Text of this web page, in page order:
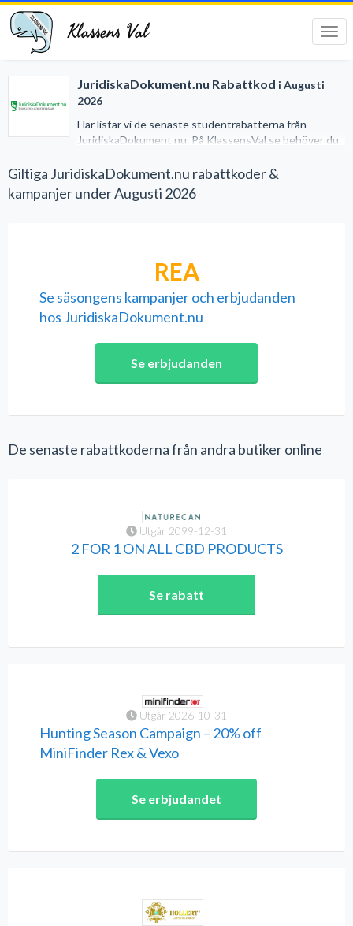
Klassens Val
JuridiskaDokument.nu Rabattkod i Augusti
2026
Här listar vi de senaste studentrabatterna från
JuridiskaDokument.nu. På KlassensVal.se behöver du
du handlar på nätet. Vi har gjort det lätt för dig genom
att samla alla studentrabatter på ett och samma ställe.
Giltiga JuridiskaDokument.nu rabattkoder &
kampanjer under Augusti 2026
REA
Se säsongens kampanjer och erbjudanden
hos JuridiskaDokument.nu
Se erbjudanden
De senaste rabattkoderna från andra butiker online
Utgår 2099-12-31
2 FOR 1 ON ALL CBD PRODUCTS
Se rabatt
Utgår 2026-10-31
Hunting Season Campaign – 20% off
MiniFinder Rex & Vexo
Se erbjudandet